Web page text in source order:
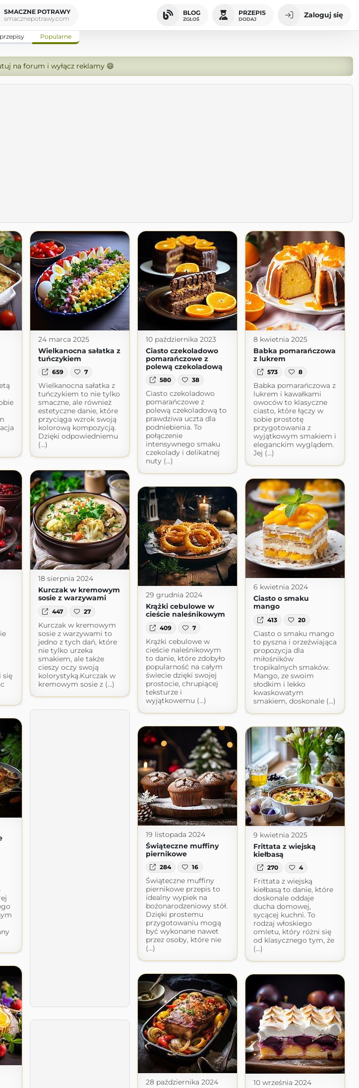
SMACZNE POTRAWY
smacznepotrawy.com
BLOG
ZGŁOŚ
PRZEPIS
DODAJ Zaloguj się
Popularne
na forum i wyłącz reklamy 😄
24 marca 2025
Wielkanocna sałatka z
tuńczykiem
659 7
Wielkanocna sałatka z
tuńczykiem to nie tylko
smaczne, ale również
estetyczne danie, które
przyciąga wzrok swoją
kolorową kompozycją.
Dzięki odpowiedniemu
(...)
10 października 2023
Ciasto czekoladowo
pomarańczowe z
polewą czekoladową
580 38
Ciasto czekoladowo
pomarańczowe z
polewą czekoladową to
prawdziwa uczta dla
podniebienia. To
połączenie
intensywnego smaku
czekolady i delikatnej
nuty (...)
8 kwietnia 2025
Babka pomarańczowa
z lukrem
573 8
Babka pomarańczowa z
lukrem i kawałkami
owoców to klasyczne
ciasto, które łączy w
sobie prostotę
przygotowania z
wyjątkowym smakiem i
eleganckim wyglądem.
Jej (...)
się
18 sierpnia 2024
Kurczak w kremowym
sosie z warzywami
447 27
Kurczak w kremowym
sosie z warzywami to
jedno z tych dań, które
nie tylko urzeka
smakiem, ale także
cieszy oczy swoją
kolorystyką.Kurczak w
kremowym sosie z (...)
6 kwietnia 2024
Ciasto o smaku
mango
413 20
Ciasto o smaku mango
to pyszna i orzeźwiająca
propozycja dla
miłośników
tropikalnych smaków.
Mango, ze swoim
słodkim i lekko
kwaskowatym
smakiem, doskonale (...)
29 grudnia 2024
Krążki cebulowe w
cieście naleśnikowym
409 7
Krążki cebulowe w
cieście naleśnikowym
to danie, które zdobyło
popularność na całym
świecie dzięki swojej
prostocie, chrupiącej
teksturze i
wyjątkowemu (...)
19 listopada 2024
Świąteczne muffiny
piernikowe
284 16
Świąteczne muffiny
piernikowe przepis to
idealny wypiek na
bożonarodzeniowy stół.
Dzięki prostemu
przygotowaniu mogą
być wykonane nawet
przez osoby, które nie
(...)
9 kwietnia 2025
Frittata z wiejską
kiełbasą
270 4
Frittata z wiejską
kiełbasą to danie, które
doskonale oddaje
ducha domowej,
sycącej kuchni. To
rodzaj włoskiego
omletu, który różni się
od klasycznego tym, że
(...)
28 października 2024
10 września 2024